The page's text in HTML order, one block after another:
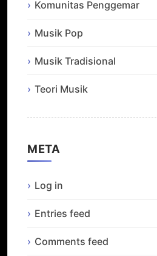
Komunitas Penggemar
Musik Pop
Musik Tradisional
Teori Musik
META
Log in
Entries feed
Comments feed